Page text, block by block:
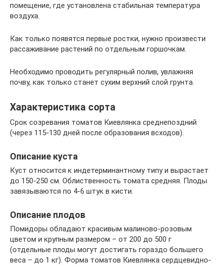
помещение, где установлена стабильная температура
воздуха.
Как только появятся первые ростки, нужно произвести
рассаживание растений по отдельным горшочкам.
Необходимо проводить регулярный полив, увлажняя
почву, как только станет сухим верхний слой грунта.
Характеристика сорта
Срок созревания томатов Киевлянка среднепоздний
(через 115-130 дней после образования всходов).
Описание куста
Куст относится к индетерминантному типу и вырастает
до 150-250 см. Облиственность томата средняя. Плоды
завязываются по 4-6 штук в кисти.
Описание плодов
Помидоры обладают красивым малиново-розовым
цветом и крупным размером – от 200 до 500 г
(отдельные плоды могут достигать гораздо большего
веса – до 1 кг). Форма томатов Киевлянка сердцевидно-